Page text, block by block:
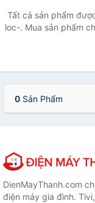
Tất cả sản phẩm
loc-. Mua sản phẩm
0 Sản Phẩm
DienMayThanh.com
điện máy gia đình.